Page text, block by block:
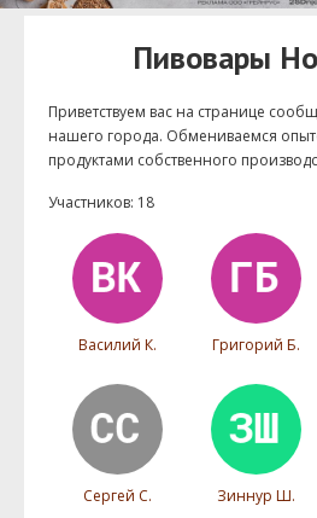
Пивовары
Приветствуем ваc на странице
нашего города. Обмениваемся
продуктами собственного
Участников: 18
Василий К. Григорий Б.
Сергей С. Зиннур Ш.